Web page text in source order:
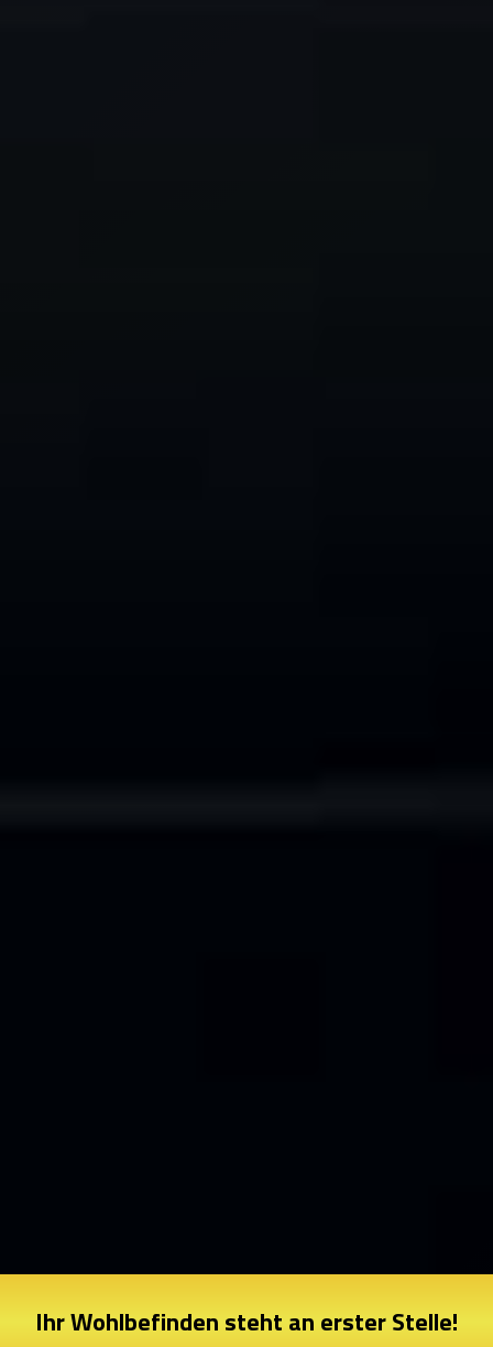
Ihr Wohlbefinden steht an erster Stelle!